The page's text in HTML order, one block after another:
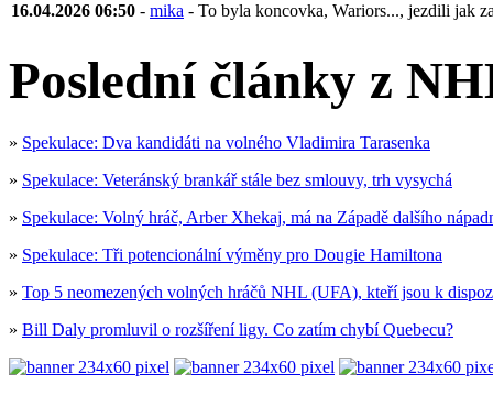
16.04.2026 06:50 - mika - To byla koncovka, Wariors..., jezdili jak
Poslední články z
» Spekulace: Dva kandidáti na volného Vladimira Tarasenka
» Spekulace: Veteránský brankář stále bez smlouvy, trh vysychá
» Spekulace: Volný hráč, Arber Xhekaj, má na Západě dalšího
» Spekulace: Tři potencionální výměny pro Dougie Hamiltona
» Top 5 neomezených volných hráčů NHL (UFA), kteří jsou k
» Bill Daly promluvil o rozšíření ligy. Co zatím chybí Quebecu?